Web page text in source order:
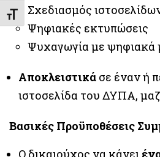
Εναλλαγή Μεγέθους Γραμμάτων
Σχεδιασμός
Ψηφιακές εκτυπώσεις
Ψυχαγωγία με ψηφιακά
Αποκλειστικά σε έναν ή
ιστοσελίδα του ΔΥΠΑ,
Βασικές Προϋποθέσεις